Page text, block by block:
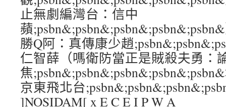
止無劇編灣台：信中
蘋
勝Q阿：真傳康少趙
仁智薛（嗎衛防當正是賊殺夫勇：
焦
京東飛北台
]NOSIDAM[ x E C E I P W A